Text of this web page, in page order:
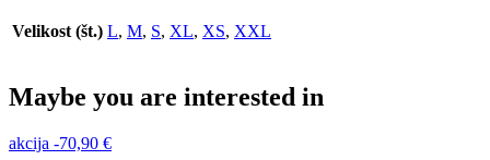
Velikost (št.) L, M, S, XL, XS, XXL
Maybe you are interested in
akcija -70,90 €